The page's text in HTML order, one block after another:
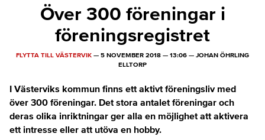
Över 300 föreningar i
föreningsregistret
FLYTTA TILL VÄSTERVIK — 5 NOVEMBER 2018 — 13:06 — JOHAN ÖHRLING
ELLTORP
I Västerviks kommun finns ett aktivt föreningsliv med
över 300 föreningar. Det stora antalet föreningar och
deras olika inriktningar ger alla en möjlighet att aktivera
ett intresse eller att utöva en hobby.